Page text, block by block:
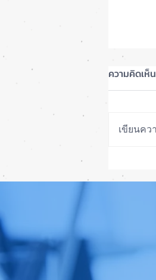
📱
ความคิดเห็น
เขียนค